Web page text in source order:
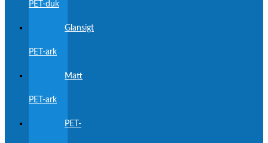
PET-duk
Glansigt
PET-ark
Matt
PET-ark
PET-